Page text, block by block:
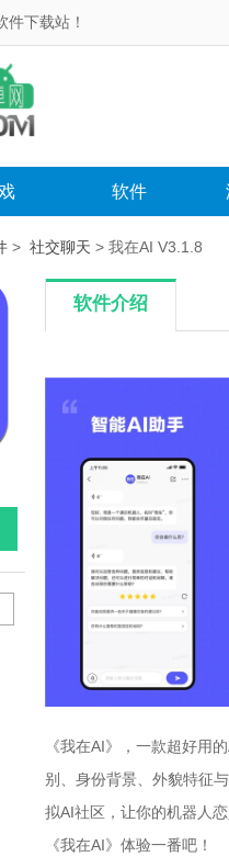
下载站！
软件
> 社交聊天 > 我在AI V3.1.8
软件介绍
《我在AI》，一款超好用
别、身份背景、外貌特征
拟AI社区，让你的机器人
《我在AI》体验一番吧！